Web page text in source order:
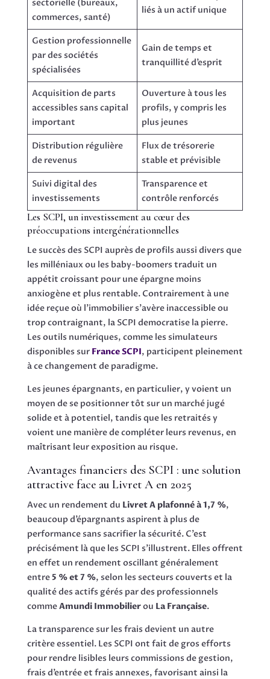
sectorielle (bureaux,
commerces, santé)
liés à un actif unique
Gestion professionnelle
par des sociétés
spécialisées
Gain de temps et
tranquillité d’esprit
Acquisition de parts
accessibles sans capital
important
Ouverture à tous les
profils, y compris les
plus jeunes
Distribution régulière
de revenus
Flux de trésorerie
stable et prévisible
Suivi digital des
investissements
Transparence et
contrôle renforcés
Les SCPI, un investissement au cœur des
préoccupations intergénérationnelles
Le succès des SCPI auprès de profils aussi divers que
les milléniaux ou les baby-boomers traduit un
appétit croissant pour une épargne moins
anxiogène et plus rentable. Contrairement à une
idée reçue où l’immobilier s’avère inaccessible ou
trop contraignant, la SCPI democratise la pierre.
Les outils numériques, comme les simulateurs
disponibles sur France SCPI, participent pleinement
à ce changement de paradigme.
Les jeunes épargnants, en particulier, y voient un
moyen de se positionner tôt sur un marché jugé
solide et à potentiel, tandis que les retraités y
voient une manière de compléter leurs revenus, en
maîtrisant leur exposition au risque.
Avantages financiers des SCPI : une solution
attractive face au Livret A en 2025
Avec un rendement du Livret A plafonné à 1,7 %,
beaucoup d’épargnants aspirent à plus de
performance sans sacrifier la sécurité. C’est
précisément là que les SCPI s’illustrent. Elles offrent
en effet un rendement oscillant généralement
entre 5 % et 7 %, selon les secteurs couverts et la
qualité des actifs gérés par des professionnels
commeAmundi Immobilierou La Française.
La transparence sur les frais devient un autre
critère essentiel. Les SCPI ont fait de gros efforts
pour rendre lisibles leurs commissions de gestion,
frais d’entrée et frais annexes, favorisant ainsi la